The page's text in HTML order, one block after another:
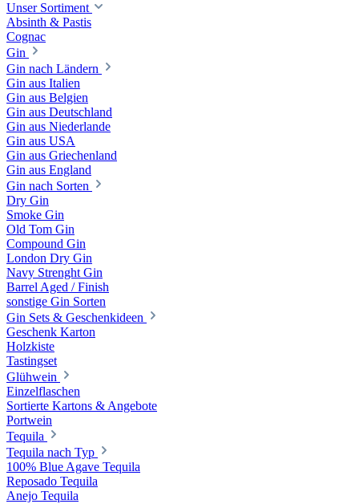
Unser Sortiment
Absinth & Pastis
Cognac
Gin
Gin nach Ländern
Gin aus Italien
Gin aus Belgien
Gin aus Deutschland
Gin aus Niederlande
Gin aus USA
Gin aus Griechenland
Gin aus England
Gin nach Sorten
Dry Gin
Smoke Gin
Old Tom Gin
Compound Gin
London Dry Gin
Navy Strenght Gin
Barrel Aged / Finish
sonstige Gin Sorten
Gin Sets & Geschenkideen
Geschenk Karton
Holzkiste
Tastingset
Glühwein
Einzelflaschen
Sortierte Kartons & Angebote
Portwein
Tequila
Tequila nach Typ
100% Blue Agave Tequila
Reposado Tequila
Anejo Tequila